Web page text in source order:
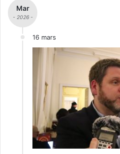
Mar
- 2026 -
16 mars